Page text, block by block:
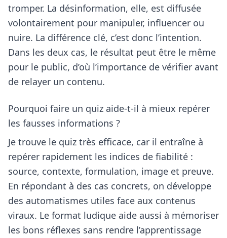
tromper. La désinformation, elle, est diffusée
volontairement pour manipuler, influencer ou
nuire. La différence clé, c’est donc l’intention.
Dans les deux cas, le résultat peut être le même
pour le public, d’où l’importance de vérifier avant
de relayer un contenu.
Pourquoi faire un quiz aide-t-il à mieux repérer
les fausses informations ?
Je trouve le quiz très efficace, car il entraîne à
repérer rapidement les indices de fiabilité :
source, contexte, formulation, image et preuve.
En répondant à des cas concrets, on développe
des automatismes utiles face aux contenus
viraux. Le format ludique aide aussi à mémoriser
les bons réflexes sans rendre l’apprentissage